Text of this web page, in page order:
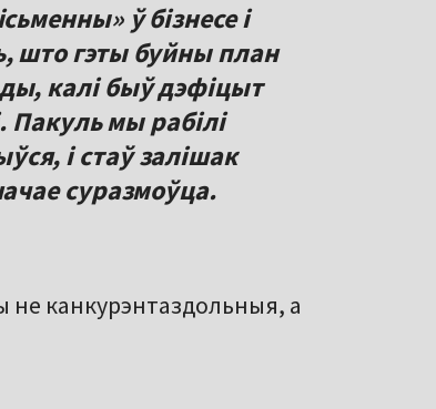
ў бізнесе і
што гэты буйны план
калі быў дэфіцыт
Пакуль мы рабілі
і стаў залішак
суразмоўца.
канкурэнтаздольныя, а